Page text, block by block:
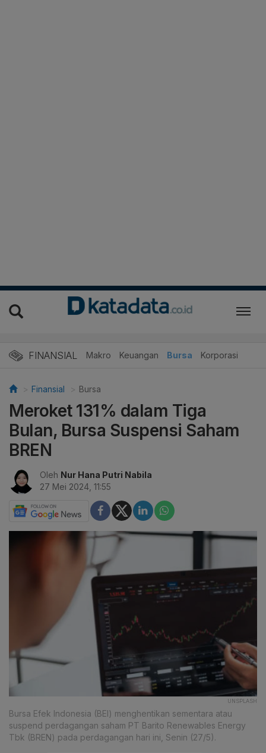
FINANSIAL Makro Keuangan Bursa Korporasi
Finansial Bursa
Meroket 131% dalam Tiga
Bulan, Bursa Suspensi Saham
BREN
Oleh Nur Hana Putri Nabila
27 Mei 2024, 11:55
UNSPLASH
Bursa Efek Indonesia (BEI) menghentikan sementara atau
suspend perdagangan saham PT Barito Renewables Energy
Tbk (BREN) pada perdagangan hari ini, Senin (27/5).